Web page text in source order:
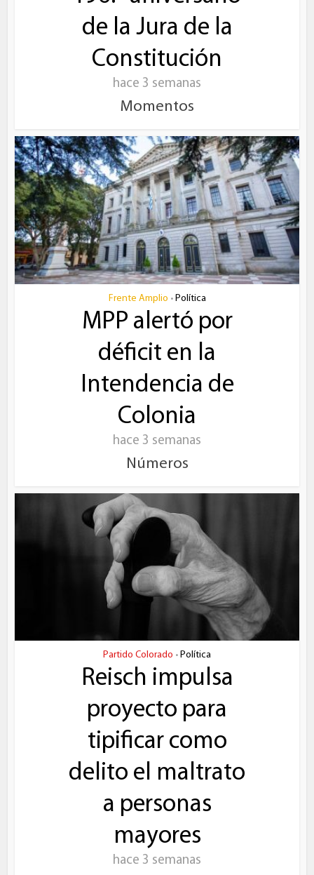
de la Jura de la
Constitución
hace 3 semanas
Momentos
Frente Amplio • Política
MPP alertó por
déficit en la
Intendencia de
Colonia
hace 3 semanas
Números
Partido Colorado • Política
Reisch impulsa
proyecto para
tipificar como
delito el maltrato
a personas
mayores
hace 3 semanas